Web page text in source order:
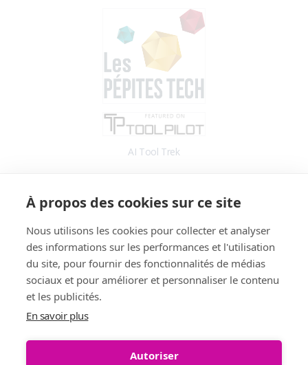
À propos des cookies sur ce site
Nous utilisons les cookies pour collecter et analyser
des informations sur les performances et l'utilisation
du site, pour fournir des fonctionnalités de médias
sociaux et pour améliorer et personnaliser le contenu
et les publicités.
En savoir plus
Autoriser
AI Tool Trek
Application
Informations
Fonctionnalités
FAQ